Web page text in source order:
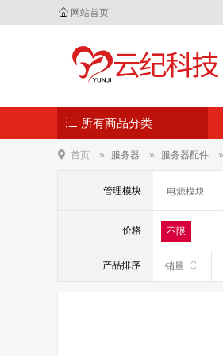
网站首页
所有商品分类
首页 服务器 服务器配件
管理模块 电源模块
内存
价格
不限
产品排序 销量